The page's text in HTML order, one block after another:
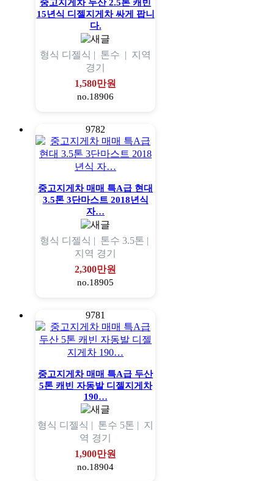
중고지게차 두산 2.5톤 캐빈
15년식 디젤지게차 싸게 팝니
다.
형식 디젤식 | 톤수 | 지역
경기
1,580만원
no.18906
9782
중고지게차 매매 특A급 현대
3.5톤 3단마스트 2018년식
자…
형식 디젤식 | 톤수 3.5톤 |
지역 경기
2,300만원
no.18905
9781
중고지게차 매매 특A급 두산
5톤 캐빈 자동발 디젤지게차
190…
형식 디젤식 | 톤수 5톤 | 지
역 경기
1,900만원
no.18904